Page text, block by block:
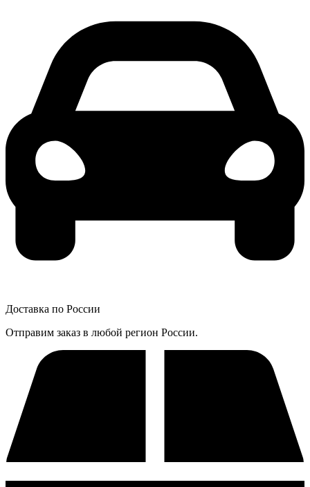
Доставка по России
Отправим заказ в любой регион России.